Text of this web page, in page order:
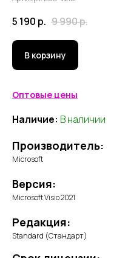
5 190 р. 9 990р.
В корзину
Оптовые цены
Наличие: В наличии
Производитель:
Microsoft
Версия:
Microsoft Visio 2021
Редакция:
Standard (Стандарт)